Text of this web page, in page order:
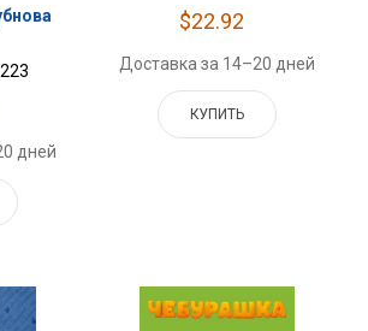
дней
$22.92
Доставка за 14–20 дней
КУПИТЬ